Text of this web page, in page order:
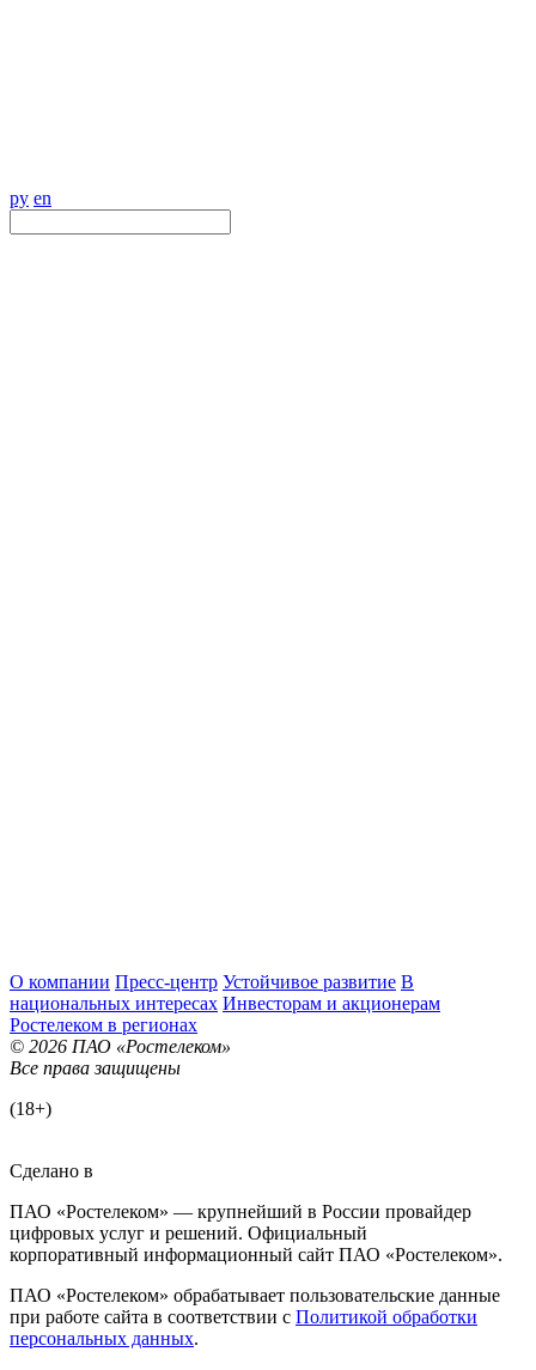
ру en
О компании Пресс-центр Устойчивое развитие В
национальных интересах Инвесторам и акционерам
Ростелеком в регионах
© 2026 ПАО «Ростелеком»
Все права защищены
(18+)
Сделано в
ПАО «Ростелеком» — крупнейший в России провайдер
цифровых услуг и решений. Официальный
корпоративный информационный сайт ПАО «Ростелеком».
ПАО «Ростелеком» обрабатывает пользовательские данные
при работе сайта в соответствии с Политикой обработки
персональных данных.